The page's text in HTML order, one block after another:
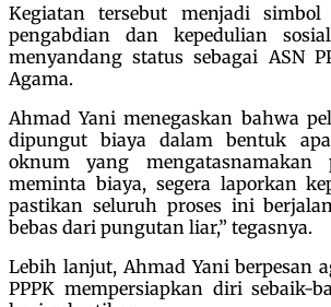
Kegiatan tersebut menjadi simbol
pengabdian dan kepedulian
menyandang status sebagai ASN
Agama.
Ahmad Yani menegaskan bahwa
dipungut biaya dalam bentuk
oknum yang
meminta biaya, segera laporkan
pastikan seluruh proses ini
bebas dari pungutan liar,” tegasnya.
Lebih lanjut, Ahmad Yani berpesan
PPPK mempersiapkan diri sebaik-